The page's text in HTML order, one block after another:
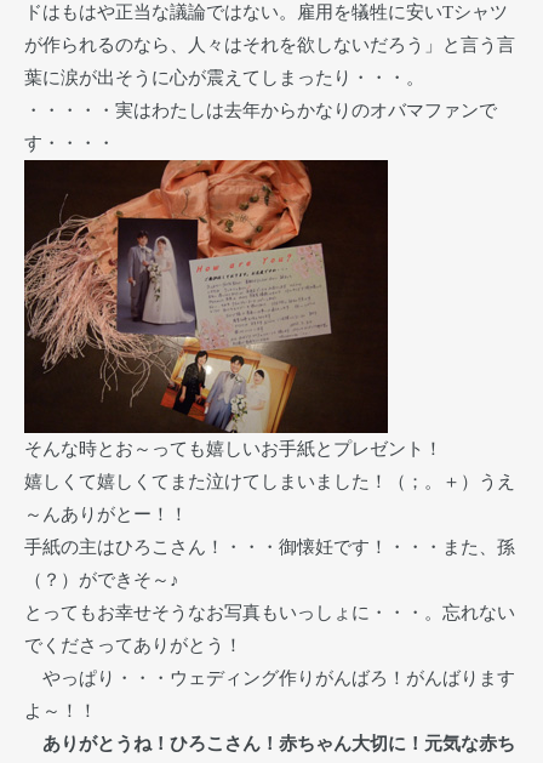
ドはもはや正当な議論ではない。雇用を犠牲に安いTシャツ
が作られるのなら、人々はそれを欲しないだろう」と言う言
葉に涙が出そうに心が震えてしまったり・・・。
・・・・・実はわたしは去年からかなりのオバマファンで
す・・・・
そんな時とお～っても嬉しいお手紙とプレゼント！
嬉しくて嬉しくてまた泣けてしまいました！（；。＋）うえ
～んありがとー！！
手紙の主はひろこさん！・・・御懐妊です！・・・また、孫
（？）ができそ～♪
とってもお幸せそうなお写真もいっしょに・・・。忘れない
でくださってありがとう！
やっぱり・・・ウェディング作りがんばろ！がんばります
よ～！！
ありがとうね！ひろこさん！赤ちゃん大切に！元気な赤ち